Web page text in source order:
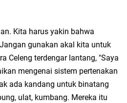
Kita harus yakin bahwa
gunakan akal kita untuk
Celeng terdengar lantang, "Saya
mengenai sistem pertenakan
ada kandang untuk binatang
ulat, kumbang. Mereka itu